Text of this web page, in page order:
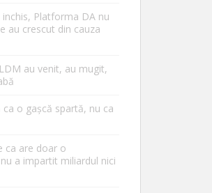
Platforma DA nu
au crescut din cauza
au venit, au mugit,
o gașcă spartă, nu ca
ca are doar o
a impartit miliardul nici